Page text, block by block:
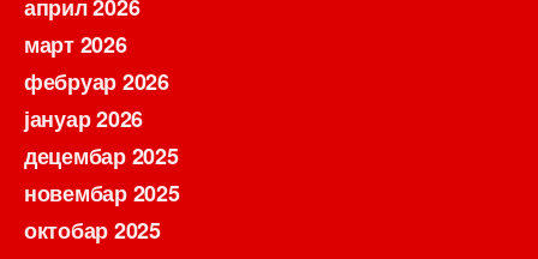
април 2026
март 2026
фебруар 2026
јануар 2026
децембар 2025
новембар 2025
октобар 2025